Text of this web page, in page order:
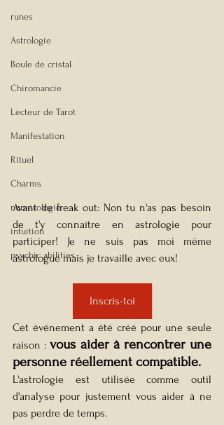
runes
Astrologie
Boule de cristal
Chiromancie
Lecteur de Tarot
Manifestation
Rituel
Charms
numérologie
intuition
psychic abilities
Avant de freak out: Non tu n'as pas besoin
de t'y connaître en astrologie pour
participer! Je ne suis pas moi même
astrologue mais je travaille avec eux!
Inscris-toi
Cet événement a été créé pour une seule
raison : vous aider à rencontrer une
personne réellement compatible.
L'astrologie est utilisée comme outil
d'analyse pour justement vous aider à ne
pas perdre de temps.